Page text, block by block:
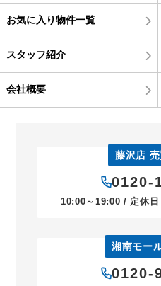
お気に入り物件一覧
スタッフ紹介
会社概要
藤沢店
0120-
10:00～19:00 / 定休日
湘南モー
0120-